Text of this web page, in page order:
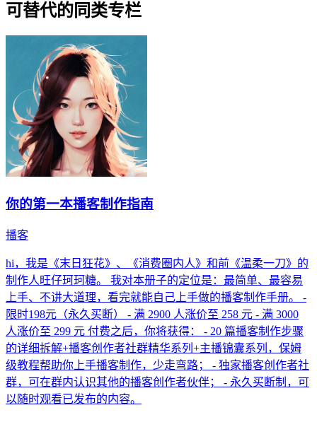
可替代的同类专栏
你的第一本播客制作指南
播客
hi，我是《末日狂花》、《消费圈内人》和前《温柔一刀》的
制作人旺仔珂珂糖。 我对本册子的定位是：最简单、最容易
上手、不讲大道理，看完就能自己上手做的播客制作手册。 -
限时198元（永久买断） - 满 2900 人涨价至 258 元 - 满 3000
人涨价至 299 元 付费之后，你将获得： - 20 篇播客制作步骤
的详细拆解+播客创作者社群精华系列+主播锦囊系列，保姆
级教程帮助你上手播客制作，少走弯路； - 独家播客创作者社
群，可在群内认识其他的播客创作者伙伴； - 永久买断制，可
以随时观看已发布的内容。